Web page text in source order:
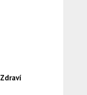
Zdraví